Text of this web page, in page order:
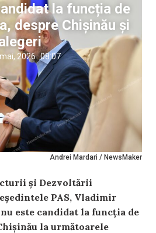
Andrei Mardari / NewsMaker
la funcția de
despre Chișinău și
2026 08:07
și Dezvoltării
PAS, Vladimir
este candidat la funcția de
la următoarele